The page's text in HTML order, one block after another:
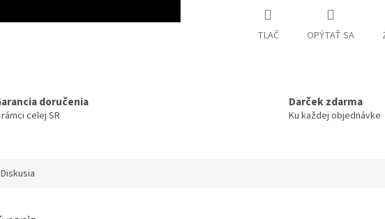
TLAČ OPÝTAŤ SA
doručenia
celej SR
Darček zdarma
Ku každej objednávke
Diskusia